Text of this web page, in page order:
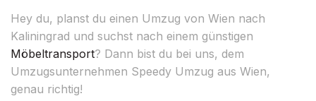
Hey du, planst du einen Umzug von Wien nach
Kaliningrad und suchst nach einem günstigen
Möbeltransport? Dann bist du bei uns, dem
Umzugsunternehmen Speedy Umzug aus Wien,
genau richtig!